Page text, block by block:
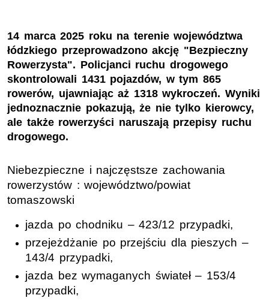
14 marca 2025 roku na terenie województwa
łódzkiego przeprowadzono akcję "Bezpieczny
Rowerzysta". Policjanci ruchu drogowego
skontrolowali 1431 pojazdów, w tym 865
rowerów, ujawniając aż 1318 wykroczeń. Wyniki
jednoznacznie pokazują, że nie tylko kierowcy,
ale także rowerzyści naruszają przepisy ruchu
drogowego.
Niebezpieczne i najczęstsze zachowania
rowerzystów : województwo/powiat
tomaszowski
jazda po chodniku – 423/12 przypadki,
przejeżdżanie po przejściu dla pieszych –
143/4 przypadki,
jazda bez wymaganych świateł – 153/4
przypadki,